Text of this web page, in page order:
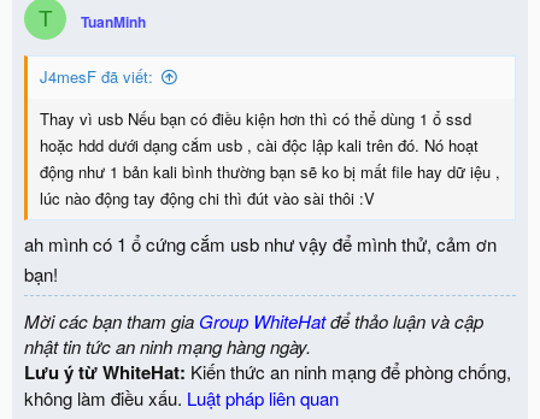
T TuanMinh
J4mesF đã viết:
Thay vì usb Nếu bạn có điều kiện hơn thì có thể dùng 1 ổ ssd
hoặc hdd dưới dạng cắm usb , cài độc lập kali trên đó. Nó hoạt
động như 1 bản kali bình thường bạn sẽ ko bị mất file hay dữ iệu ,
lúc nào động tay động chi thì đút vào sài thôi :V
ah mình có 1 ổ cứng cắm usb như vậy để mình thử, cảm ơn
bạn!
Mời các bạn tham gia Group WhiteHatđể thảo luận và cập
nhật tin tức an ninh mạng hàng ngày.
Lưu ý từ WhiteHat: Kiến thức an ninh mạng để phòng chống,
không làm điều xấu. Luật pháp liên quan